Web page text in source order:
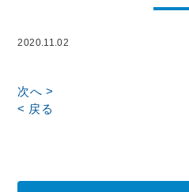
2020.11.02
次へ >
< 戻る